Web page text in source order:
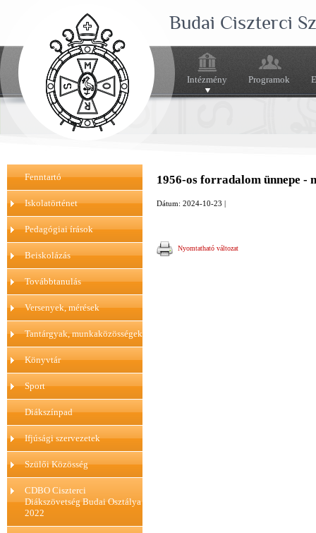
Budai Ciszterci
Intézmény Programok
Fenntartó
Iskolatörténet
Pedagógiai írások
Beiskolázás
Továbbtanulás
Versenyek, mérések
Tantárgyak, munkaközösségek
Könyvtár
Sport
Diákszínpad
Ifjúsági szervezetek
Szülői Közösség
CDBO Ciszterci
Diákszövetség Budai Osztálya
2022
1956-os forradalom ünnepe -
Dátum: 2024-10-23 |
Nyomtatható változat